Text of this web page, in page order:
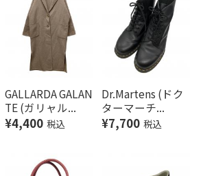
GALLARDA GALAN
TE (ガリャル...
¥4,400 税込
Dr.Martens (ドク
ターマーチ...
¥7,700 税込